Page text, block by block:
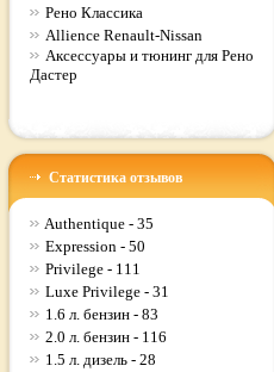
Рено Классика
Allience Renault-Nissan
Аксессуары и тюнинг для Рено
Дастер
Статистика отзывов
Authentique - 35
Expression - 50
Privilege - 111
Luxe Privilege - 31
1.6 л. бензин - 83
2.0 л. бензин - 116
1.5 л. дизель - 28